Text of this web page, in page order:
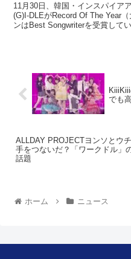
11月30日、韓国・インスパイア
(G)I-DLEがRecord Of The Year
ンはBest Songwriterを受賞してい
でも
ALLDAY PROJECTヨンソとウチ
手をつないだ？「ワークドル」
話題
ホーム ニュース